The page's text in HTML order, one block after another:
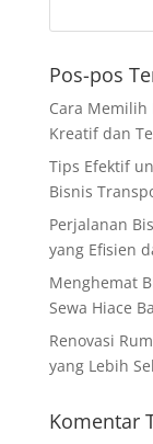
Pos-pos
Cara Memilih
Kreatif dan
Tips Efektif
Bisnis
Perjalanan
yang Efisien
Menghemat
Sewa Hiace
Renovasi
yang Lebih
Komentar